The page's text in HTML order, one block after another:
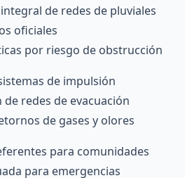
de redes de pluviales
oficiales
por riesgo de obstrucción
de impulsión
redes de evacuación
de gases y olores
para comunidades
para emergencias